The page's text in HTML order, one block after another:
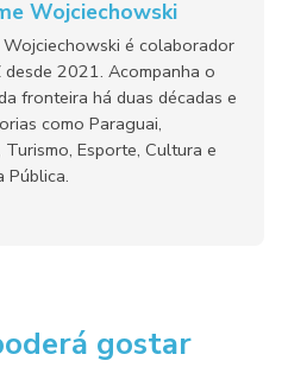
Wojciechowski
Wojciechowski é colaborador
desde 2021. Acompanha o
fronteira há duas décadas e
como Paraguai,
Esporte, Cultura e
Pública.
gostar